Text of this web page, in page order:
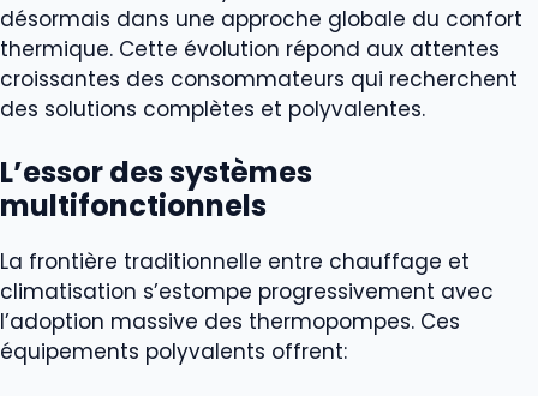
désormais dans une approche globale du confort
thermique. Cette évolution répond aux attentes
croissantes des consommateurs qui recherchent
des solutions complètes et polyvalentes.
L’essor des systèmes
multifonctionnels
La frontière traditionnelle entre chauffage et
climatisation s’estompe progressivement avec
l’adoption massive des thermopompes. Ces
équipements polyvalents offrent: